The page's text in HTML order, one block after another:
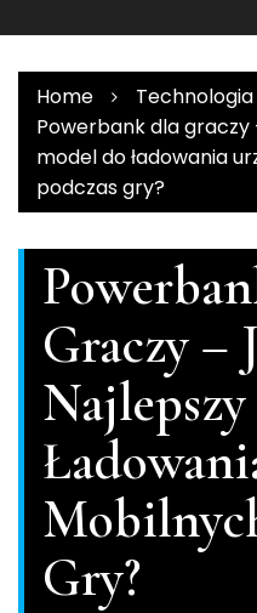
Home
Technologia
Powerbank dla
model do ładowania
podczas gry?
Graczy –
Gry?